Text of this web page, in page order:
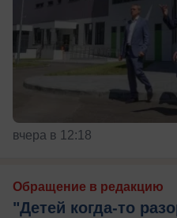
вчера в 12:18
Обращение в редакцию
"Детей когда-то